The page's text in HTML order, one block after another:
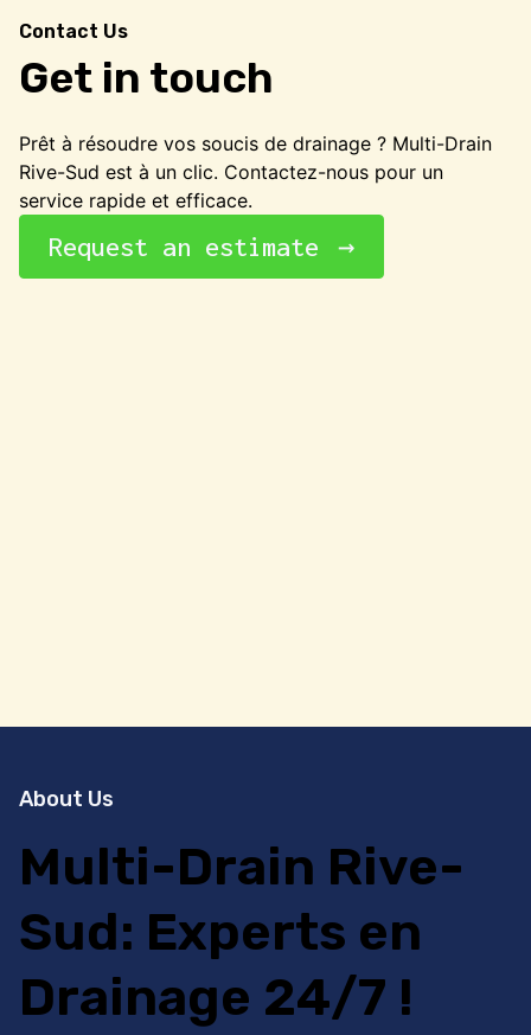
Contact Us
Get in touch
Prêt à résoudre vos soucis de drainage ? Multi-Drain
Rive-Sud est à un clic. Contactez-nous pour un
service rapide et efficace.
Request an estimate
About Us
Multi-Drain Rive-
Sud: Experts en
Drainage 24/7 !